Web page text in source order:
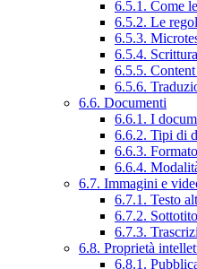
6.5.1. Come
6.5.2. Le
6.5.3.
6.5.4.
6.5.5.
6.5.6.
6.6. Documenti
6.6.1. I
6.6.2. Tipi di
6.6.3.
6.6.4.
6.7. Immagini e
6.7.1. Testo
6.7.2.
6.7.3.
6.8. Proprietà
6.8.1.